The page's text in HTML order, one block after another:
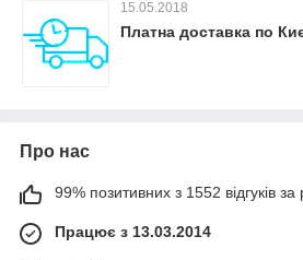
15.05.2018
Платна доставка по
Про нас
99% позитивних з 1552 відгуків за
Працює з 13.03.2014